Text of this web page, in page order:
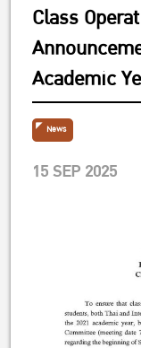
Class
Academic
News
15 SEP 2025